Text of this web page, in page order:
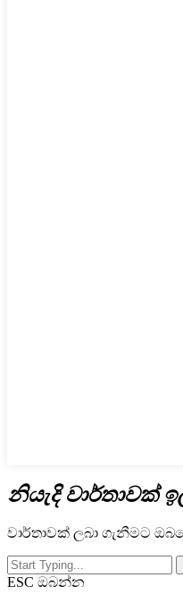
නියැදි වාර්තාවක්
වාර්තාවක් ලබා ගැනීමට
ESC ඔබන්න